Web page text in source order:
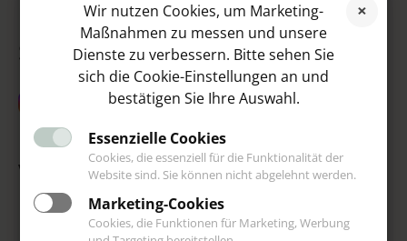
SOCIAL MEDIA
VIP
Wir nutzen Cookies, um Marketing-
Maßnahmen zu messen und unsere
Dienste zu verbessern. Bitte sehen Sie
sich die Cookie-Einstellungen an und
bestätigen Sie Ihre Auswahl.
Essenzielle Cookies
Cookies, die essenziell für die Funktionalität der
Website sind. Sie können nicht abgelehnt werden.
Marketing-Cookies
Cookies, die Funktionen für Marketing, Werbung